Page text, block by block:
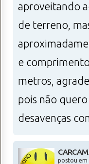
aproveitando
de terreno,
e
metros,
pois não
desavenças
postou em